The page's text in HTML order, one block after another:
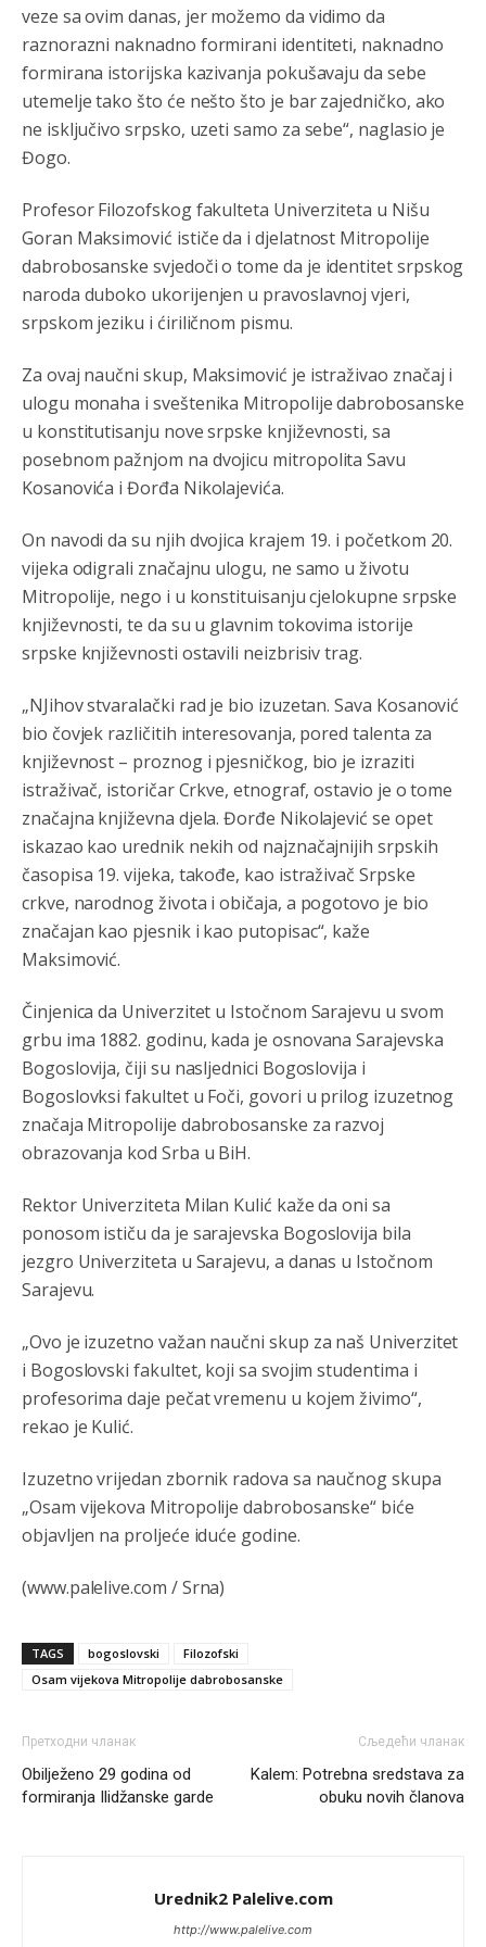
veze sa ovim danas, jer možemo da vidimo da
raznorazni naknadno formirani identiteti, naknadno
formirana istorijska kazivanja pokušavaju da sebe
utemelje tako što će nešto što je bar zajedničko, ako
ne isključivo srpsko, uzeti samo za sebe“, naglasio je
Đogo.
Profesor Filozofskog fakulteta Univerziteta u Nišu
Goran Maksimović ističe da i djelatnost Mitropolije
dabrobosanske svjedoči o tome da je identitet srpskog
naroda duboko ukorijenjen u pravoslavnoj vjeri,
srpskom jeziku i ćiriličnom pismu.
Za ovaj naučni skup, Maksimović je istraživao značaj i
ulogu monaha i sveštenika Mitropolije dabrobosanske
u konstitutisanju nove srpske književnosti, sa
posebnom pažnjom na dvojicu mitropolita Savu
Kosanovića i Đorđa Nikolajevića.
On navodi da su njih dvojica krajem 19. i početkom 20.
vijeka odigrali značajnu ulogu, ne samo u životu
Mitropolije, nego i u konstituisanju cjelokupne srpske
književnosti, te da su u glavnim tokovima istorije
srpske književnosti ostavili neizbrisiv trag.
„NJihov stvaralački rad je bio izuzetan. Sava Kosanović
bio čovjek različitih interesovanja, pored talenta za
književnost – proznog i pjesničkog, bio je izraziti
istraživač, istoričar Crkve, etnograf, ostavio je o tome
značajna književna djela. Đorđe Nikolajević se opet
iskazao kao urednik nekih od najznačajnijih srpskih
časopisa 19. vijeka, takođe, kao istraživač Srpske
crkve, narodnog života i običaja, a pogotovo je bio
značajan kao pjesnik i kao putopisac“, kaže
Maksimović.
Činjenica da Univerzitet u Istočnom Sarajevu u svom
grbu ima 1882. godinu, kada je osnovana Sarajevska
Bogoslovija, čiji su nasljednici Bogoslovija i
Bogoslovksi fakultet u Foči, govori u prilog izuzetnog
značaja Mitropolije dabrobosanske za razvoj
obrazovanja kod Srba u BiH.
Rektor Univerziteta Milan Kulić kaže da oni sa
ponosom ističu da je sarajevska Bogoslovija bila
jezgro Univerziteta u Sarajevu, a danas u Istočnom
Sarajevu.
„Ovo je izuzetno važan naučni skup za naš Univerzitet
i Bogoslovski fakultet, koji sa svojim studentima i
profesorima daje pečat vremenu u kojem živimo“,
rekao je Kulić.
Izuzetno vrijedan zbornik radova sa naučnog skupa
„Osam vijekova Mitropolije dabrobosanske“ biće
objavljen na proljeće iduće godine.
(www.palelive.com / Srna)
TAGS bogoslovski
Filozofski
Osam vijekova Mitropolije dabrobosanske
Претходни чланак
Obilježeno 29 godina od
formiranja Ilidžanske garde
Сљедећи чланак
Kalem: Potrebna sredstava za
obuku novih članova
Urednik2 Palelive.com
http://www.palelive.com
Анонимно2807791
БиХ није гласала да је тзв.Косово држава. Лупаш ко к у
р а ц по самару луди турко.
Анонимно2807895 8/6/2026 12:16
Dobro zboris 791,ovaj721 dok nije bilo interneta,samo
mu je porodica znala da je glup!
Анонимно2807895 8/6/2026 12:18
Drzi pod kontrolom tri stvari jezik,karakter i
ponasanje...Uzivotu brani tri stvari:cast,prijatelja i
slabije.Izzivota iskljuci tri stvari uvredu,neznanje i
zavist.Svedok si ziv gaji tri stvari dobrotu,pamet i
prijateljstvo!!
791 BiH nije priznala Kosovo kao nezavisnu državu jer
genocidna tvorevina pravi smetnju a recimo Srbija je
davnopriznala.Nasvakom proizvodu iz Srbije stoji -
uvoznik za Kosovo
Анонимно2806721
Sve i da se nekim čudom vojska Srbije "vrati" na
Kosovo-kome će se vratiti? Gdje je dobrodošla i koga
da brani? A imamo vojsku Kosova kojoj želimo svako
dobro i da se što bolje opreme
Анонимно2808202 8/6/2026 1:38
Анонимно2808216 8/6/2026 1:42
Akò se prevede...manji umro nego sto se rodio.
Анонимно2806721
Kuniocu ide q u guz...
Анонимно2808843
6:20
reconquista
Анонимно2810587
Radovana i Ratka kaki su oni srbi...i poce dalje da
besjedi znam ja dobro sta je bilo u Ag-ci...
Анонимно2810587 8/7/2026 11:13
Анонимно2810587
O kako su cudni lvi ljudi,uzeli bi sve da mogu...a ja srce
svima fajem,radujem se tudjoj sreci.I ko ima i ko nema
na iso ce mjesto leci!
Анонимно2810587 8/7/2026 11:24
Nije u svijetu problem,nahraniti siromasnd,kako nahraniti
bogate!?
Анонимно2811968 8/7/2026 11:38
Sta bi rekao prof.Momcil
Анонимно2811968
Narod ne zeli da ih vode bogati i podobni,narod hoce
pametne i postene.
bogastva kao st je mir i Boziji blagosov!